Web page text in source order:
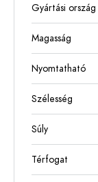
Gyártási ország
Magasság
Nyomtatható
Szélesség
Súly
Térfogat